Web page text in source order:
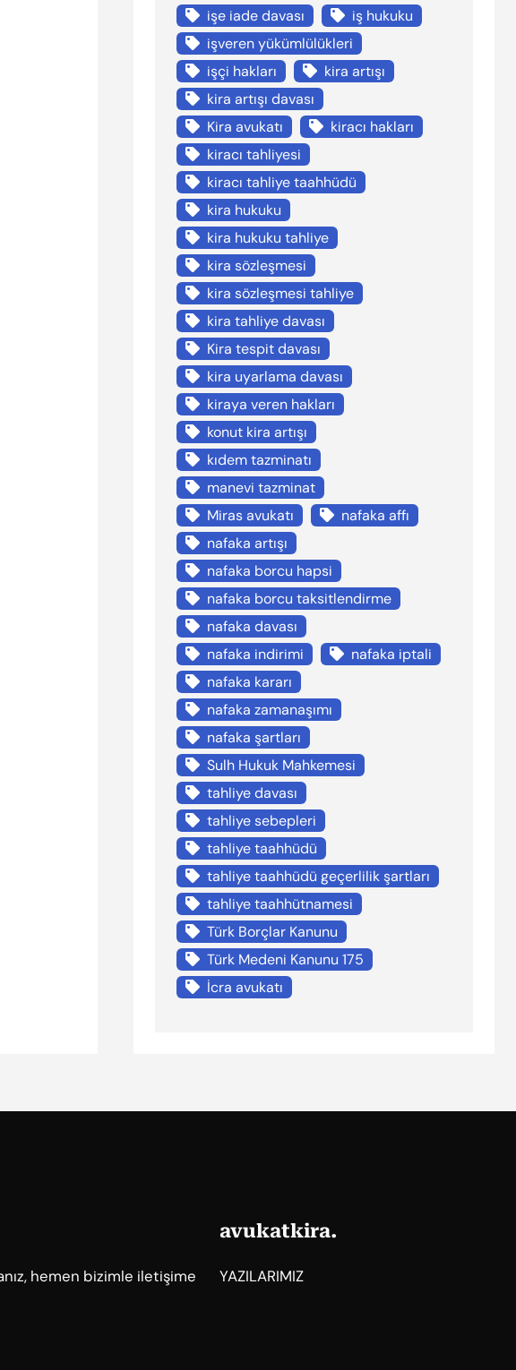
işe iade davası
iş hukuku
işveren yükümlülükleri
işçi hakları
kira artışı
kira artışı davası
Kira avukatı
kiracı hakları
kiracı tahliyesi
kiracı tahliye taahhüdü
kira hukuku
kira hukuku tahliye
kira sözleşmesi
kira sözleşmesi tahliye
kira tahliye davası
Kira tespit davası
kira uyarlama davası
kiraya veren hakları
konut kira artışı
kıdem tazminatı
manevi tazminat
Miras avukatı
nafaka affı
nafaka artışı
nafaka borcu hapsi
nafaka borcu taksitlendirme
nafaka davası
nafaka indirimi
nafaka iptali
nafaka kararı
nafaka zamanaşımı
nafaka şartları
Sulh Hukuk Mahkemesi
tahliye davası
tahliye sebepleri
tahliye taahhüdü
tahliye taahhüdü geçerlilik şartları
tahliye taahhütnamesi
Türk Borçlar Kanunu
Türk Medeni Kanunu 175
İcra avukatı
hemen bizimle iletişime
avukatkira.
YAZILARIMIZ